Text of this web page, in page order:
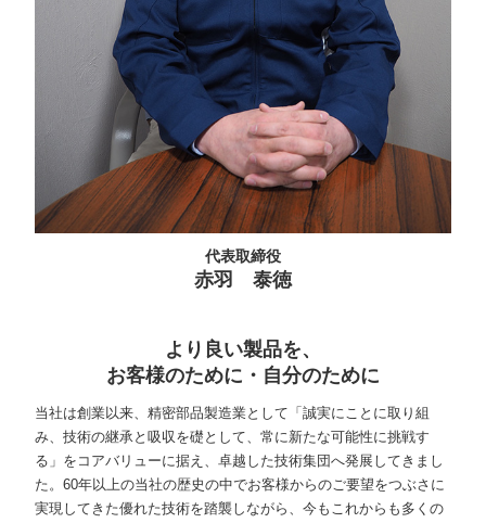
代表取締役
赤羽 泰徳
より良い製品を、
お客様のために・自分のために
当社は創業以来、精密部品製造業として「誠実にことに取り組
み、技術の継承と吸収を礎として、常に新たな可能性に挑戦す
る」をコアバリューに据え、卓越した技術集団へ発展してきまし
た。60年以上の当社の歴史の中でお客様からのご要望をつぶさに
実現してきた優れた技術を踏襲しながら、今もこれからも多くの